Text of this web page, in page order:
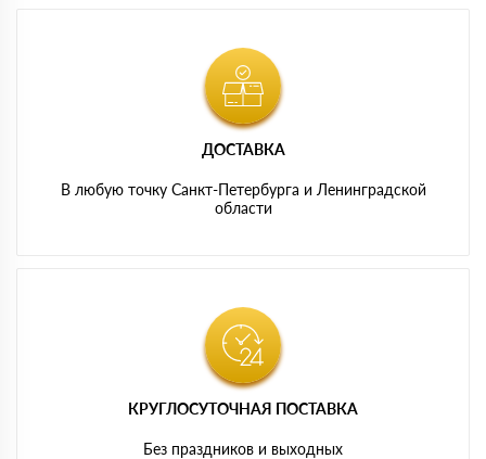
ДОСТАВКА
В любую точку Санкт-Петербурга и Ленинградской
области
КРУГЛОСУТОЧНАЯ ПОСТАВКА
Без праздников и выходных